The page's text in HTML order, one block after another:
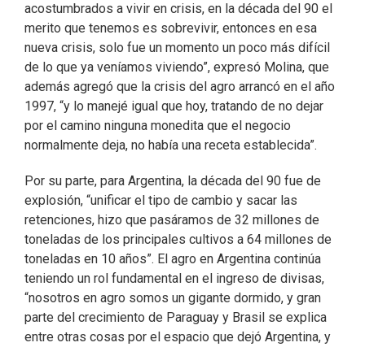
acostumbrados a vivir en crisis, en la década del 90 el
merito que tenemos es sobrevivir, entonces en esa
nueva crisis, solo fue un momento un poco más difícil
de lo que ya veníamos viviendo”, expresó Molina, que
además agregó que la crisis del agro arrancó en el año
1997, “y lo manejé igual que hoy, tratando de no dejar
por el camino ninguna monedita que el negocio
normalmente deja, no había una receta establecida”.
Por su parte, para Argentina, la década del 90 fue de
explosión, “unificar el tipo de cambio y sacar las
retenciones, hizo que pasáramos de 32 millones de
toneladas de los principales cultivos a 64 millones de
toneladas en 10 años”. El agro en Argentina continúa
teniendo un rol fundamental en el ingreso de divisas,
“nosotros en agro somos un gigante dormido, y gran
parte del crecimiento de Paraguay y Brasil se explica
entre otras cosas por el espacio que dejó Argentina, y